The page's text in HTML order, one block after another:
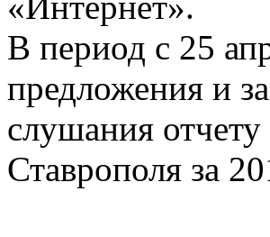
В период с 25
предложения и
слушания
Ставрополя за